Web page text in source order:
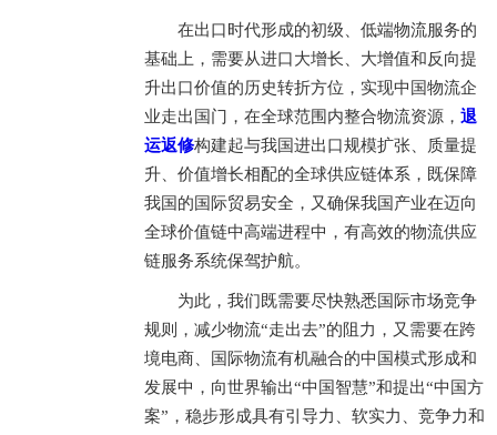
在出口时代形成的初级、低端物流服务的
基础上，需要从进口大增长、大增值和反向提
升出口价值的历史转折方位，实现中国物流企
业走出国门，在全球范围内整合物流资源， 退
运返修构建起与我国进出口规模扩张、质量提
升、价值增长相配的全球供应链体系，既保障
我国的国际贸易安全，又确保我国产业在迈向
全球价值链中高端进程中，有高效的物流供应
链服务系统保驾护航。
为此，我们既需要尽快熟悉国际市场竞争
规则，减少物流“走出去”的阻力，又需要在跨
境电商、国际物流有机融合的中国模式形成和
发展中，向世界输出“中国智慧”和提出“中国方
案”，稳步形成具有引导力、软实力、竞争力和